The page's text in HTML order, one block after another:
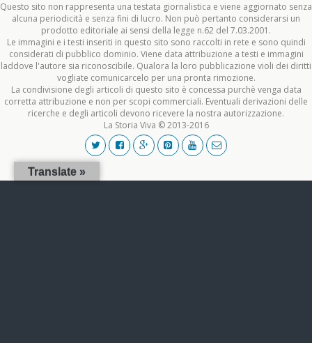
Questo sito non rappresenta una testata giornalistica e viene aggiornato senza
alcuna periodicità e senza fini di lucro. Non può pertanto considerarsi un
prodotto editoriale ai sensi della legge n.62 del 7.03.2001.
Le immagini e i testi inseriti in questo sito sono raccolti in rete e sono quindi
considerati di pubblico dominio. Viene data attribuzione a testi e immagini
laddove l'autore sia riconoscibile. Qualora la loro pubblicazione violi dei diritti
vogliate comunicarcelo per una pronta rimozione.
La condivisione degli articoli di questo sito è concessa purchè venga data
corretta attribuzione e non per scopi commerciali. Eventuali derivazioni delle
ricerche e degli articoli devono ricevere la nostra autorizzazione.
La Storia Viva © 2013-2016
Translate »